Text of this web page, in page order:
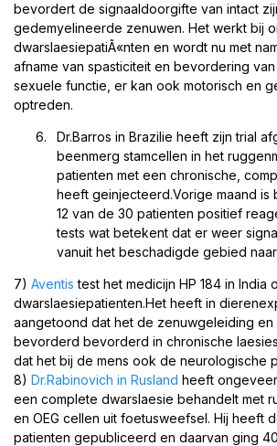
bevordert de signaaldoorgifte van intact
gedemyelineerde zenuwen. Het werkt bij
dwarslaesiepatiÃ«nten en wordt nu met
afname van spasticiteit en bevordering
sexuele functie, er kan ook motorisch en
optreden.
Dr.Barros in Brazilie heeft zijn trial
beenmerg stamcellen in het
patienten met een chronische,
heeft geinjecteerd.Vorige maand is
12 van de 30 patienten positief
tests wat betekent dat er weer
vanuit het beschadigde gebied
7) Aventis test het medicijn HP 184 in India
dwarslaesiepatienten.Het heeft in
aangetoond dat het de zenuwgeleiding
bevorderd bevorderd in chronische
dat het bij de mens ook de neurologische
8) Dr.Rabinovich in Rusland heeft
een complete dwarslaesie behandelt met
en OEG cellen uit foetusweefsel. Hij heeft
patienten gepubliceerd en daarvan ging